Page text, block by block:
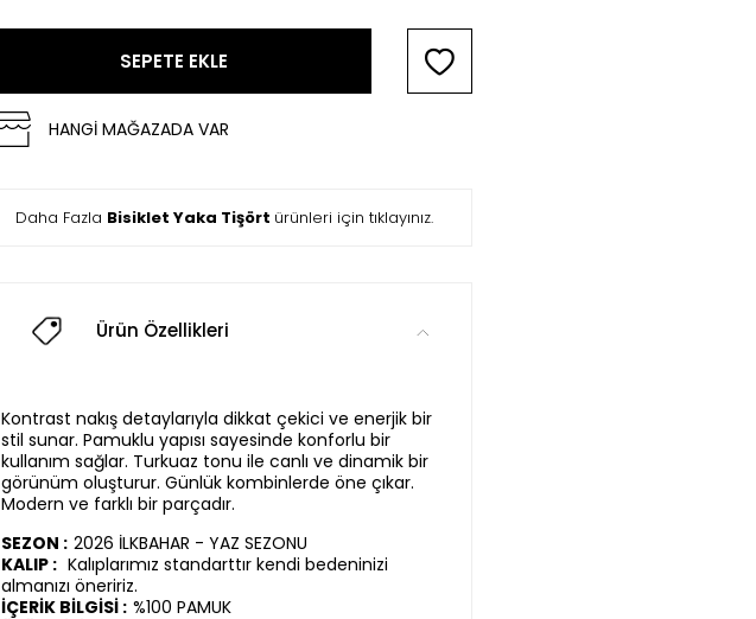
SEPETE EKLE
HANGİ MAĞAZADA VAR
Daha Fazla Bisiklet Yaka Tişört ürünleri için tıklayınız.
Ürün Özellikleri
Kontrast nakış detaylarıyla dikkat çekici ve enerjik bir
stil sunar. Pamuklu yapısı sayesinde konforlu bir
kullanım sağlar. Turkuaz tonu ile canlı ve dinamik bir
görünüm oluşturur. Günlük kombinlerde öne çıkar.
Modern ve farklı bir parçadır.
SEZON : 2026 İLKBAHAR - YAZ SEZONU
KALIP : Kalıplarımız standarttır kendi bedeninizi
almanızı öneririz.
İÇERİK BİLGİSİ : %100 PAMUK